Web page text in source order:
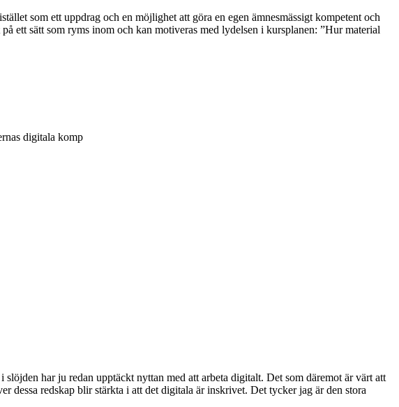
som ett uppdrag och en möjlighet att göra en egen ämnesmässigt kompetent och
ett sätt som ryms inom och kan motiveras med lydelsen i kursplanen: ”Hur material
digitala komp
har ju redan upptäckt nyttan med att arbeta digitalt. Det som däremot är värt att
dessa redskap blir stärkta i att det digitala är inskrivet. Det tycker jag är den stora